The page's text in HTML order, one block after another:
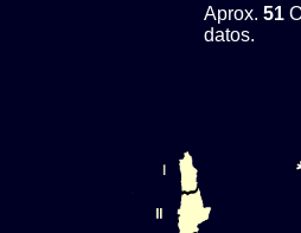
Aprox. 51
datos.